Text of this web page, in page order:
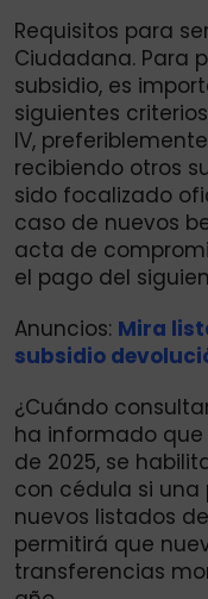
Requisitos para
Ciudadana. Para
subsidio, es
siguientes
IV,
recibiendo otros
sido focalizado
caso de nuevos
acta de
el pago del
Anuncios: Mira
subsidio
¿Cuándo
ha informado
de 2025, se
con cédula si una
nuevos listados
permitirá que
transferencias